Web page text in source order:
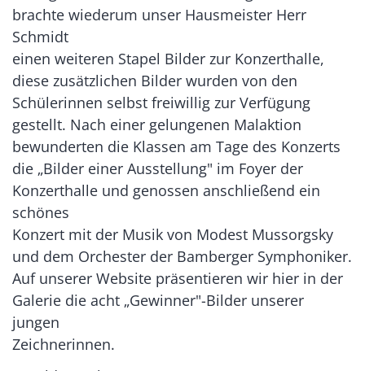
brachte wiederum unser Hausmeister Herr
Schmidt
einen weiteren Stapel Bilder zur Konzerthalle,
diese zusätzlichen Bilder wurden von den
Schülerinnen selbst freiwillig zur Verfügung
gestellt. Nach einer gelungenen Malaktion
bewunderten die Klassen am Tage des Konzerts
die „Bilder einer Ausstellung" im Foyer der
Konzerthalle und genossen anschließend ein
schönes
Konzert mit der Musik von Modest Mussorgsky
und dem Orchester der Bamberger Symphoniker.
Auf unserer Website präsentieren wir hier in der
Galerie die acht „Gewinner"-Bilder unserer
jungen
Zeichnerinnen.